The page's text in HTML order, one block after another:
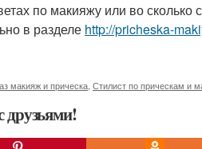
по макияжу или во сколько
в разделе http://pricheska-
макияж и прическа, Стилист по прическам и
друзьями!